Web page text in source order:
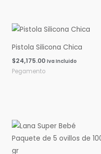
Pistola Silicona Chica
$24,175.00 Iva Incluido
Pegamento
Rango
de
precios: